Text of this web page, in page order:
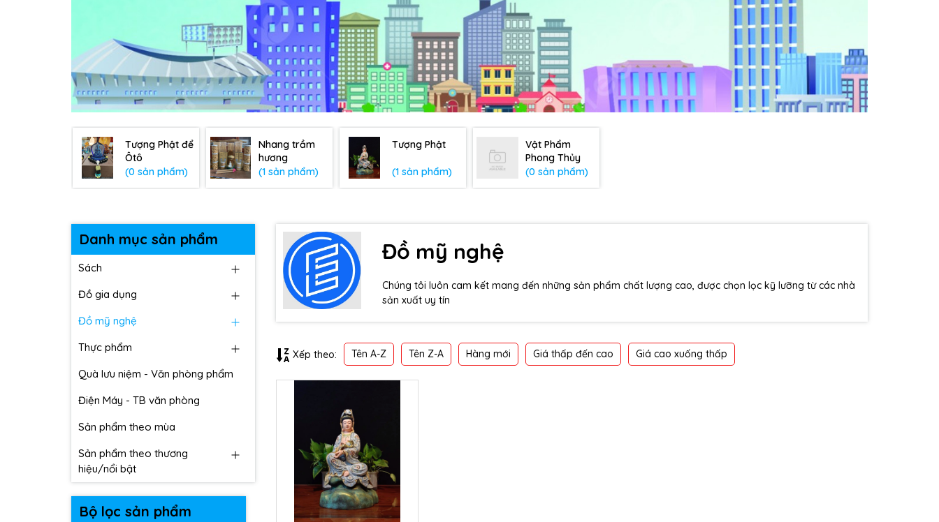
Tượng Phật để
Ôtô
(0 sản phẩm)
Nhang trầm
hương
(1 sản phẩm)
Tượng Phật
(1 sản phẩm)
Vật Phẩm
Phong Thủy
(0 sản phẩm)
Danh mục sản phẩm
Sách
Đồ gia dụng
Đồ mỹ nghệ
Thực phẩm
Quà lưu niệm - Văn phòng phẩm
Điện Máy - TB văn phòng
Sản phẩm theo mùa
Sản phẩm theo thương
hiệu/nổi bật
Bộ lọc sản phẩm
Đồ mỹ nghệ
Chúng tôi luôn cam kết mang đến những sản phẩm chất lượng cao, được chọn lọc kỹ lưỡng từ các nhà
sản xuất uy tín
Xếp theo: Tên A-Z Tên Z-A Hàng mới Giá thấp đến cao Giá cao xuống thấp